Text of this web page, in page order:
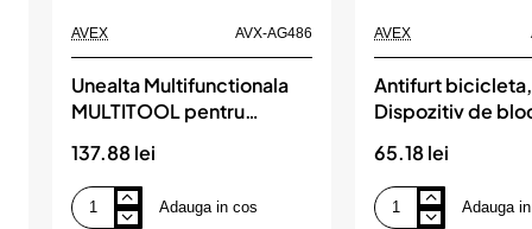
AVEX AVX-AG486
Unealta Multifunctionala
MULTITOOL pentru
137.88 lei
Unealta
Adauga in cos
AVEX
Antifurt bicicleta,
Dispozitiv de
cheie, lungime
culoare Neagra
65.18 lei
Antifurt
Adauga